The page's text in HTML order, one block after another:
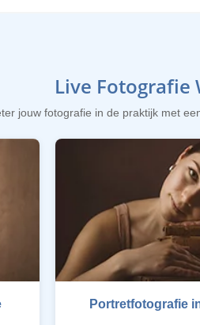
Live Fotografie
jouw fotografie in de praktijk met
Portretfotografie